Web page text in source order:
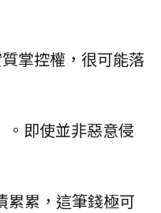
掌控權，很可能落
。即使並非惡意侵
累累，這筆錢極可